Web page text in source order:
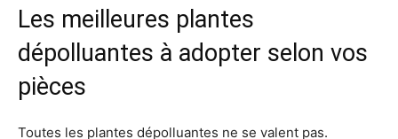
Les meilleures plantes
dépolluantes à adopter selon vos
pièces
Toutes les plantes dépolluantes ne se valent pas.